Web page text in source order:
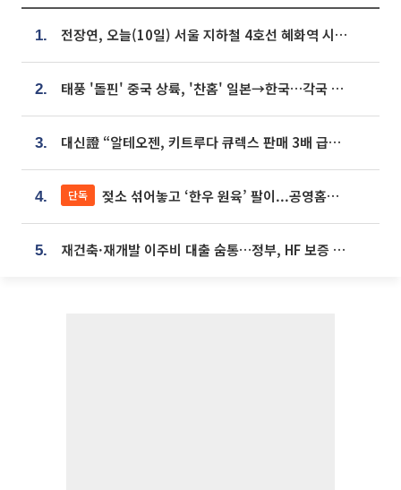
1. 전장연, 오늘(10일) 서울 지하철 4호선 혜화역 시위…1호선 용산역 무정차
2. 태풍 '돌핀' 중국 상륙, '찬홈' 일본→한국…각국 기상청 예상 경로는?
3. 대신證 “알테오젠, 키트루다 큐렉스 판매 3배 급증…목표가 41만원 상향”
4. 단독 젖소 섞어놓고 ‘한우 원육’ 팔이...공영홈쇼핑 표기·검증 구멍
5. 재건축·재개발 이주비 대출 숨통…정부, HF 보증 신설 추진